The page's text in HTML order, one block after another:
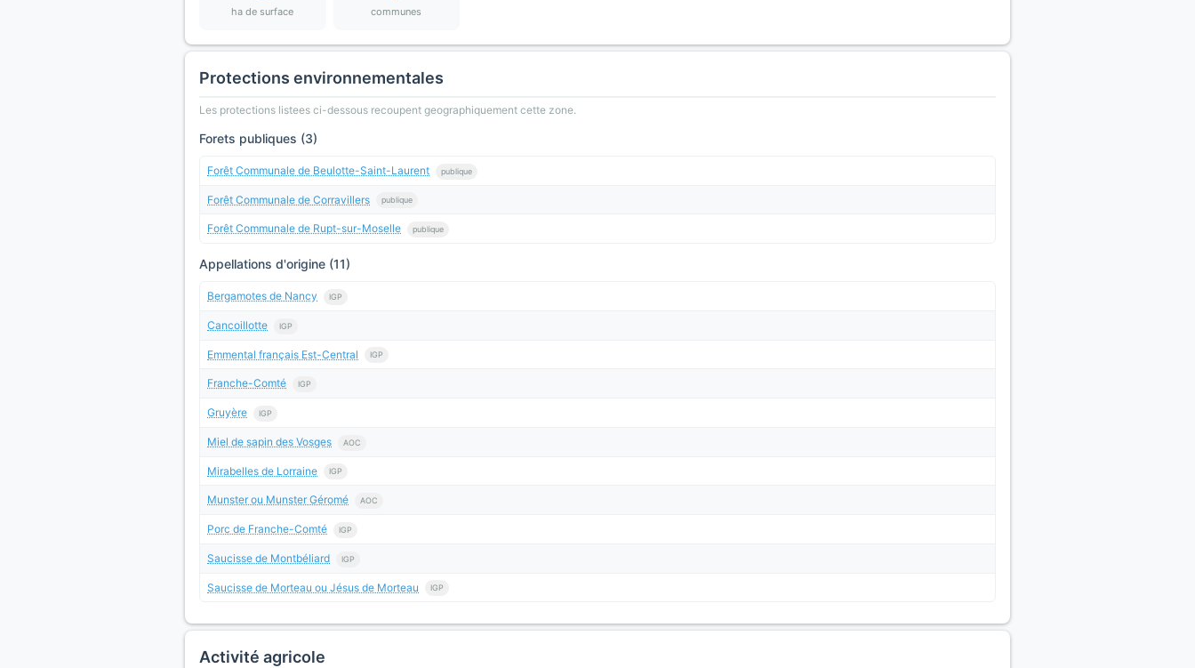
ha de surface communes
Protections environnementales
Les protections listees ci-dessous recoupent geographiquement cette zone.
Forets publiques (3)
Forêt Communale de Beulotte-Saint-Laurent publique
Forêt Communale de Corravillers publique
Forêt Communale de Rupt-sur-Moselle publique
Appellations d'origine (11)
Bergamotes de Nancy IGP
Cancoillotte IGP
Emmental français Est-Central IGP
Franche-Comté IGP
Gruyère IGP
Miel de sapin des Vosges AOC
Mirabelles de Lorraine IGP
Munster ou Munster Géromé AOC
Porc de Franche-Comté IGP
Saucisse de Montbéliard IGP
Saucisse de Morteau ou Jésus de Morteau IGP
Activité agricole